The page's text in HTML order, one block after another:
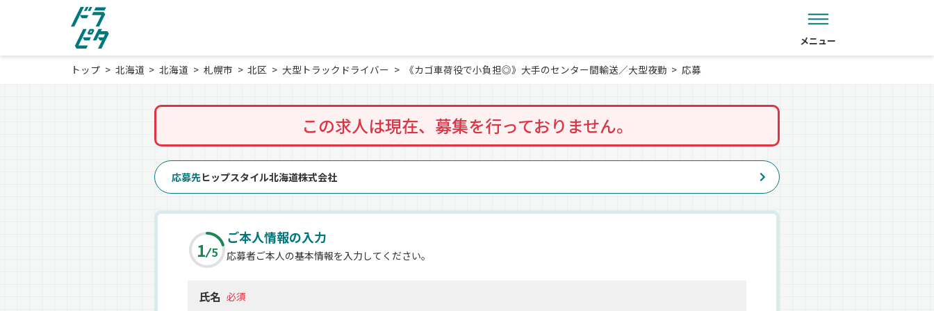
メニュー
トップ 北海道 北海道 札幌市 北区 大型トラックドライバー 《カゴ車荷役で小負担◎》大手のセンター間輸送／大型夜勤 応募
この求人は現在、募集を行っておりません。
応募先ヒップスタイル北海道株式会社
1 5
ご本人情報の入力
応募者ご本人の基本情報を入力してください。
氏名 必須